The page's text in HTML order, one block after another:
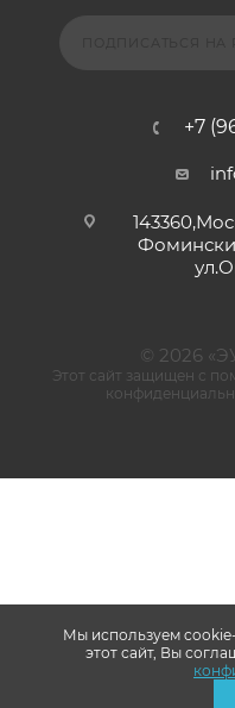
+7
© 2026
Этот сайт защищен с
Мы используем
этот сайт, Вы